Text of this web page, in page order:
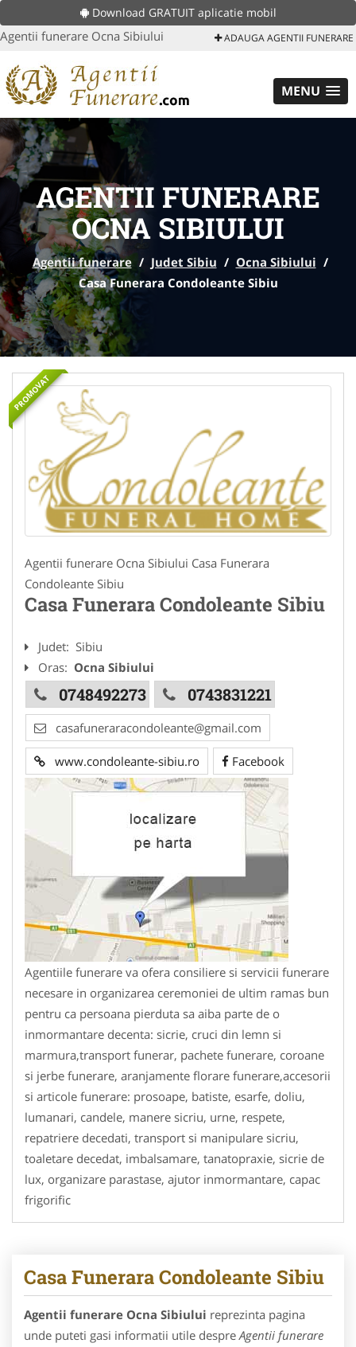
Download GRATUIT aplicatie mobil
Agentii funerare Ocna Sibiului ADAUGA AGENTII FUNERARE
MENU
AGENTII FUNERARE
OCNA SIBIULUI
Agentii funerare / Judet Sibiu / Ocna Sibiului /
Casa Funerara Condoleante Sibiu
PROMOVAT
Agentii funerare Ocna Sibiului Casa Funerara
Condoleante Sibiu
Casa Funerara Condoleante Sibiu
Judet: Sibiu
Oras: Ocna Sibiului
0748492273 0743831221
casafuneraracondoleante@gmail.com
www.condoleante-sibiu.ro Facebook
Agentiile funerare va ofera consiliere si servicii funerare
necesare in organizarea ceremoniei de ultim ramas bun
pentru ca persoana pierduta sa aiba parte de o
inmormantare decenta: sicrie, cruci din lemn si
marmura,transport funerar, pachete funerare, coroane
si jerbe funerare, aranjamente florare funerare,accesorii
si articole funerare: prosoape, batiste, esarfe, doliu,
lumanari, candele, manere sicriu, urne, respete,
repatriere decedati, transport si manipulare sicriu,
toaletare decedat, imbalsamare, tanatopraxie, sicrie de
lux, organizare parastase, ajutor inmormantare, capac
frigorific
Casa Funerara Condoleante Sibiu
Agentii funerare Ocna Sibiului reprezinta pagina
unde puteti gasi informatii utile despreAgentii funerare